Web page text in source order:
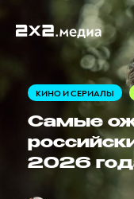
КИНО И СЕРИАЛЫ
Самые
2026